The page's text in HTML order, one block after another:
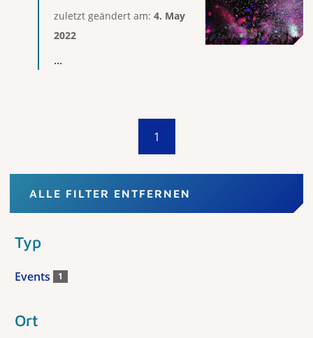
zuletzt geändert am: 4. May
2022
...
1
ALLE FILTER ENTFERNEN
Typ
Events 1
Ort